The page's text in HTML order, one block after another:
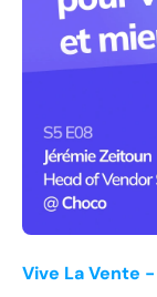
Vive La Vente -